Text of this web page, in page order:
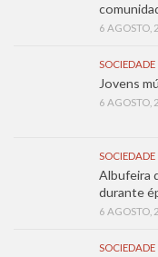
6 AGOSTO,
SOCIEDADE
Jovens
6 AGOSTO,
SOCIEDADE
Albufeira
durante
6 AGOSTO,
SOCIEDADE